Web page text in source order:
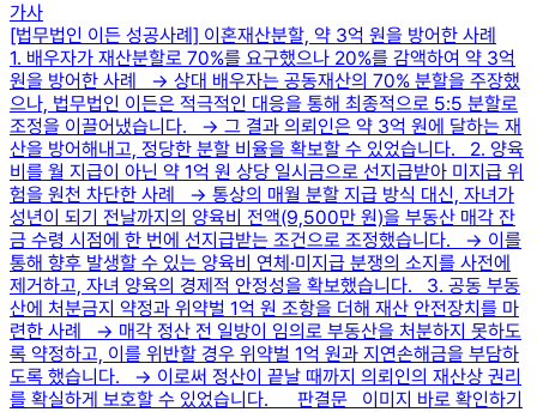
가사
[법무법인 이든 성공사례] 이혼재산분할, 약 3억 원을 방어한 사례
1. 배우자가 재산분할로 70%를 요구했으나 20%를 감액하여 약 3억
원을 방어한 사례 → 상대 배우자는 공동재산의 70% 분할을 주장했
으나, 법무법인 이든은 적극적인 대응을 통해 최종적으로 5:5 분할로
조정을 이끌어냈습니다. → 그 결과 의뢰인은 약 3억 원에 달하는 재
산을 방어해내고, 정당한 분할 비율을 확보할 수 있었습니다. 2. 양육
비를 월 지급이 아닌 약 1억 원 상당 일시금으로 선지급받아 미지급 위
험을 원천 차단한 사례 → 통상의 매월 분할 지급 방식 대신, 자녀가
성년이 되기 전날까지의 양육비 전액(9,500만 원)을 부동산 매각 잔
금 수령 시점에 한 번에 선지급받는 조건으로 조정했습니다. → 이를
통해 향후 발생할 수 있는 양육비 연체·미지급 분쟁의 소지를 사전에
제거하고, 자녀 양육의 경제적 안정성을 확보했습니다. 3. 공동 부동
산에 처분금지 약정과 위약벌 1억 원 조항을 더해 재산 안전장치를 마
련한 사례 → 매각 정산 전 일방이 임의로 부동산을 처분하지 못하도
록 약정하고, 이를 위반할 경우 위약벌 1억 원과 지연손해금을 부담하
도록 했습니다. → 이로써 정산이 끝날 때까지 의뢰인의 재산상 권리
를 확실하게 보호할 수 있었습니다. 판결문 이미지 바로 확인하기